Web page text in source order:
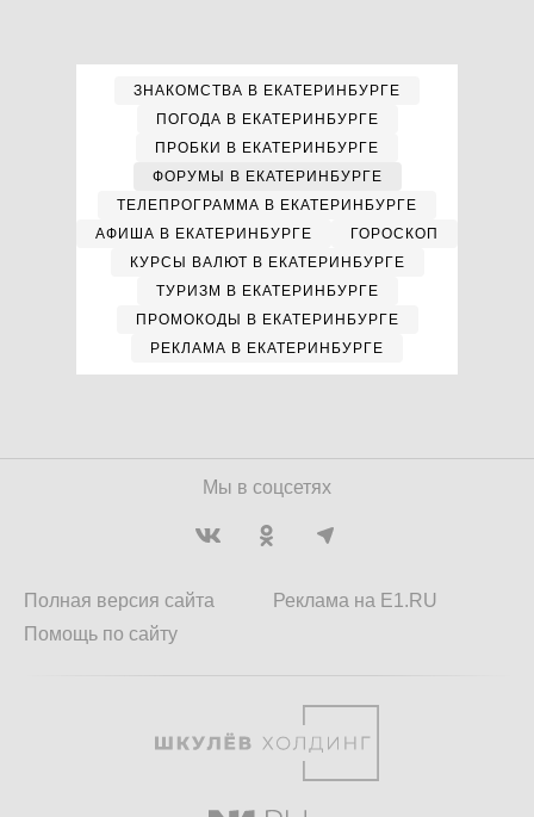
ЗНАКОМСТВА В ЕКАТЕРИНБУРГЕ
ПОГОДА В ЕКАТЕРИНБУРГЕ
ПРОБКИ В ЕКАТЕРИНБУРГЕ
ФОРУМЫ В ЕКАТЕРИНБУРГЕ
ТЕЛЕПРОГРАММА В ЕКАТЕРИНБУРГЕ
АФИША В ЕКАТЕРИНБУРГЕ
ГОРОСКОП
КУРСЫ ВАЛЮТ В ЕКАТЕРИНБУРГЕ
ТУРИЗМ В ЕКАТЕРИНБУРГЕ
ПРОМОКОДЫ В ЕКАТЕРИНБУРГЕ
РЕКЛАМА В ЕКАТЕРИНБУРГЕ
Мы в соцсетях
Полная версия сайта
Помощь по сайту
Реклама на E1.RU